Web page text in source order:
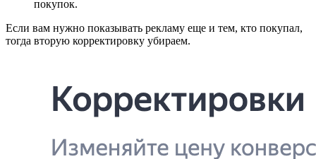
покупок.
Если вам нужно показывать рекламу еще и тем, кто покупал,
тогда вторую корректировку убираем.